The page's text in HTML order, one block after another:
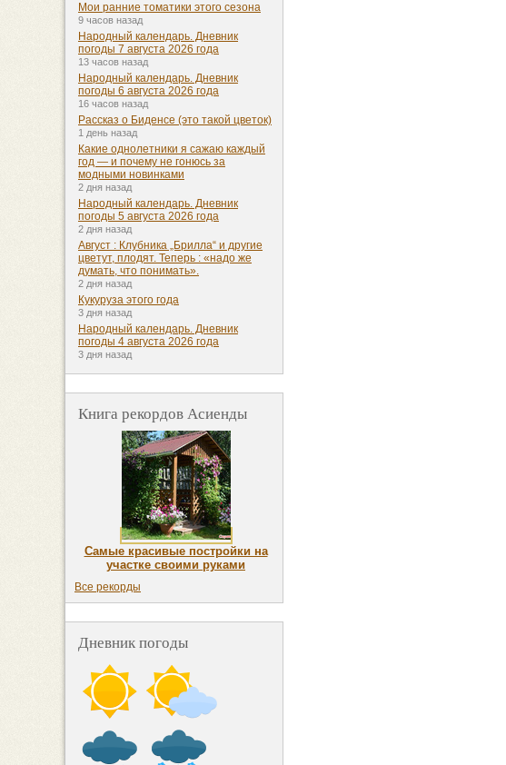
Мои ранние томатики этого сезона
9 часов назад
Народный календарь. Дневник
погоды 7 августа 2026 года
13 часов назад
Народный календарь. Дневник
погоды 6 августа 2026 года
16 часов назад
Рассказ о Биденсе (это такой цветок)
1 день назад
Какие однолетники я сажаю каждый
год — и почему не гонюсь за
модными новинками
2 дня назад
Народный календарь. Дневник
погоды 5 августа 2026 года
2 дня назад
Август : Клубника „Брилла“ и другие
цветут, плодят. Теперь : «надо же
думать, что понимать».
2 дня назад
Кукуруза этого года
3 дня назад
Народный календарь. Дневник
погоды 4 августа 2026 года
3 дня назад
Книга рекордов Асиенды
Самые красивые постройки на
участке своими руками
Все рекорды
Дневник погоды